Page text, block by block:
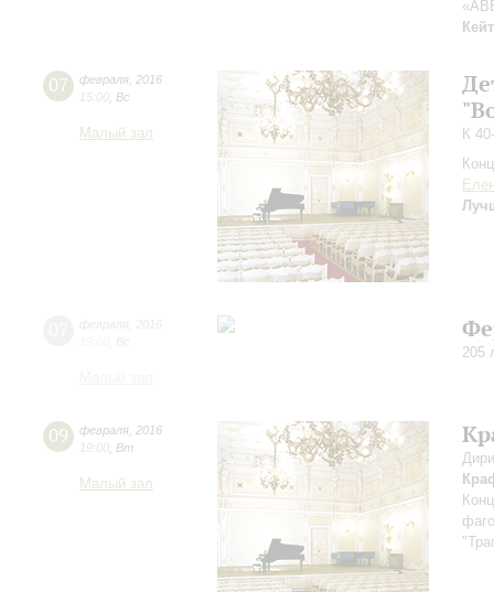
07 февраля 2016
15:00 Вс
Малый зал
К
205
09 февраля 2016
19:00 Вт
Малый зал